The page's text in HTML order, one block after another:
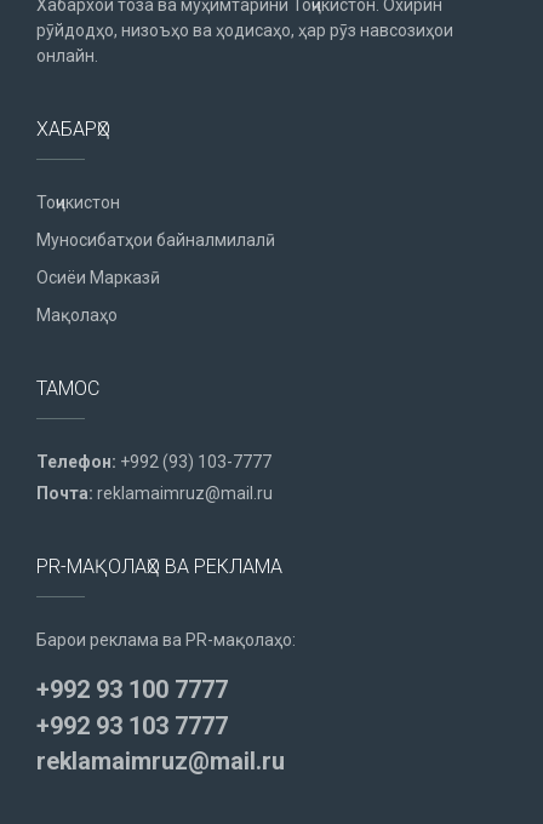
Хабархои тоза ва муҳимтарини Тоҷикистон. Охирин
рӯйдодҳо, низоъҳо ва ҳодисаҳо, ҳар рӯз навсозиҳои
онлайн.
ХАБАРҲО
Тоҷикистон
Муносибатҳои байналмилалӣ
Осиёи Марказӣ
Мақолаҳо
ТАМОС
Телефон: +992 (93) 103-7777
Почта: reklamaimruz@mail.ru
PR-МАҚОЛАҲО ВА РЕКЛАМА
Барои реклама ва PR-мақолаҳо:
+992 93 100 7777
+992 93 103 7777
reklamaimruz@mail.ru